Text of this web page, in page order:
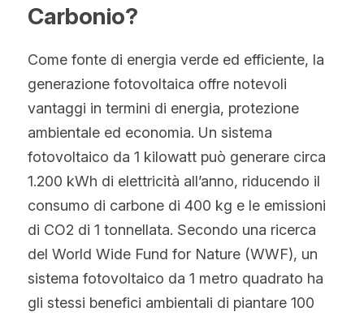
Carbonio?
Come fonte di energia verde ed efficiente, la
generazione fotovoltaica offre notevoli
vantaggi in termini di energia, protezione
ambientale ed economia. Un sistema
fotovoltaico da 1 kilowatt può generare circa
1.200 kWh di elettricità all’anno, riducendo il
consumo di carbone di 400 kg e le emissioni
di CO2 di 1 tonnellata. Secondo una ricerca
del World Wide Fund for Nature (WWF), un
sistema fotovoltaico da 1 metro quadrato ha
gli stessi benefici ambientali di piantare 100